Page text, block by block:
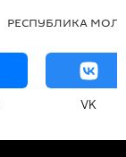
РЕСПУБЛИКА
VK